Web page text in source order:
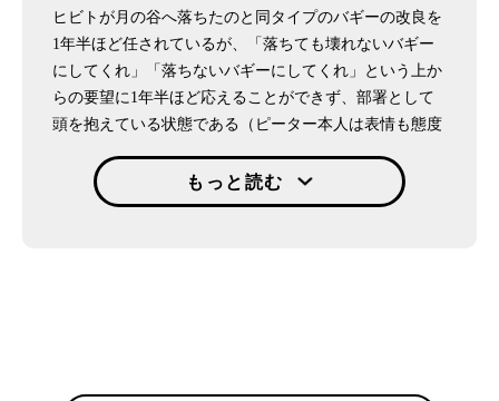
ヒビトが月の谷へ落ちたのと同タイプのバギーの改良を
1年半ほど任されているが、「落ちても壊れないバギー
にしてくれ」「落ちないバギーにしてくれ」という上か
らの要望に1年半ほど応えることができず、部署として
頭を抱えている状態である（ピーター本人は表情も態度
ただしバギーのタイヤやブレーキは技術者たちには「ほ
ぼ完璧」であり、「今以上のものを求められても頭がね
ブレーキの改良などはあまり意味がないのかもしれな
もっと読む